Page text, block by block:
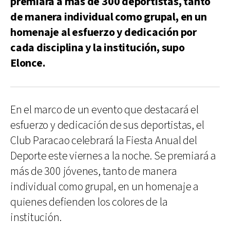
de manera individual como grupal, en un
homenaje al esfuerzo y dedicación por
cada disciplina y la institución, supo
Elonce.
En el marco de un evento que destacará el
esfuerzo y dedicación de sus deportistas, el
Club Paracao celebrará la Fiesta Anual del
Deporte este viernes a la noche. Se premiará a
más de 300 jóvenes, tanto de manera
individual como grupal, en un homenaje a
quienes defienden los colores de la
institución.